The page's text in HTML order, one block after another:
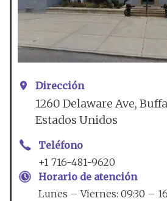
Dirección
1260 Delaware Ave,
Estados Unidos
Teléfono
+1 716-481-9620
Horario de atención
Lunes – Viernes: 09:30 –